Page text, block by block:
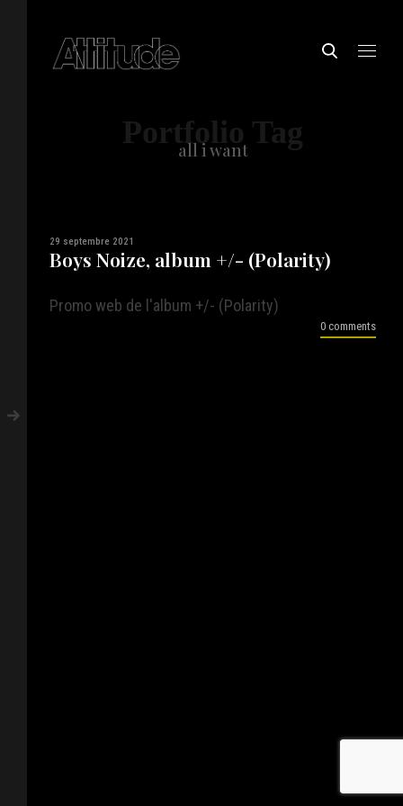
Portfolio Tag
all i want
29 septembre 2021
Boys Noize, album +/- (Polarity)
Promo web de l'album +/- (Polarity)
0 comments